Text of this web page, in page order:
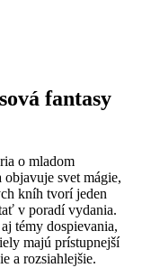
fantasy
o mladom
svet mágie,
kníh tvorí jeden
v poradí vydania.
témy dospievania,
majú prístupnejší
a rozsiahlejšie.